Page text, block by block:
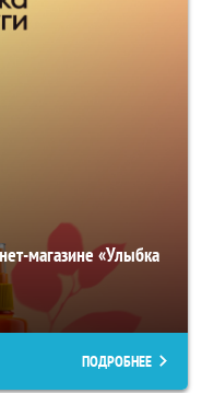
магазине «Улыбка
ПОДРОБНЕЕ